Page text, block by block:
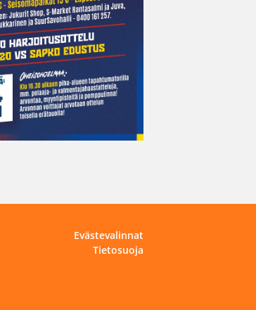
Evästevalinnat
Tietosuoja